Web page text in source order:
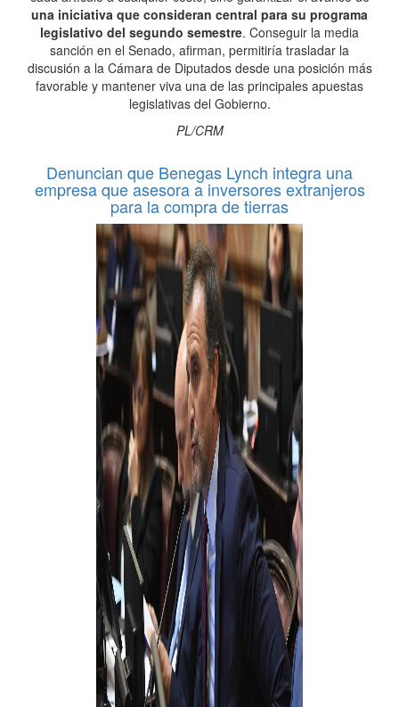
una iniciativa que consideran central para su programa
legislativo del segundo semestre. Conseguir la media
sanción en el Senado, afirman, permitiría trasladar la
discusión a la Cámara de Diputados desde una posición más
favorable y mantener viva una de las principales apuestas
legislativas del Gobierno.
PL/CRM
Denuncian que Benegas Lynch integra una
empresa que asesora a inversores extranjeros
para la compra de tierras